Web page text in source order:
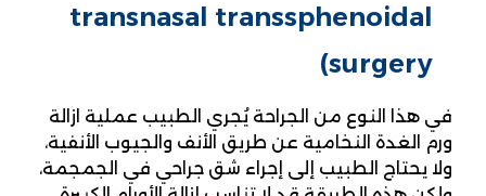
transnasal transsphenoidal
surgery)
في هذا النوع من الجراحة يُجري الطبيب عملية ازالة
ورم الغدة النخامية عن طريق الأنف والجيوب الأنفية،
ولا يحتاج الطبيب إلى إجراء شق جراحي في الجمجمة،